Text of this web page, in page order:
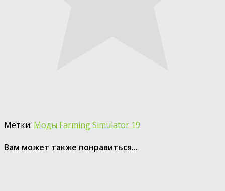
Метки: Моды Farming Simulator 19
Вам может также понравиться...